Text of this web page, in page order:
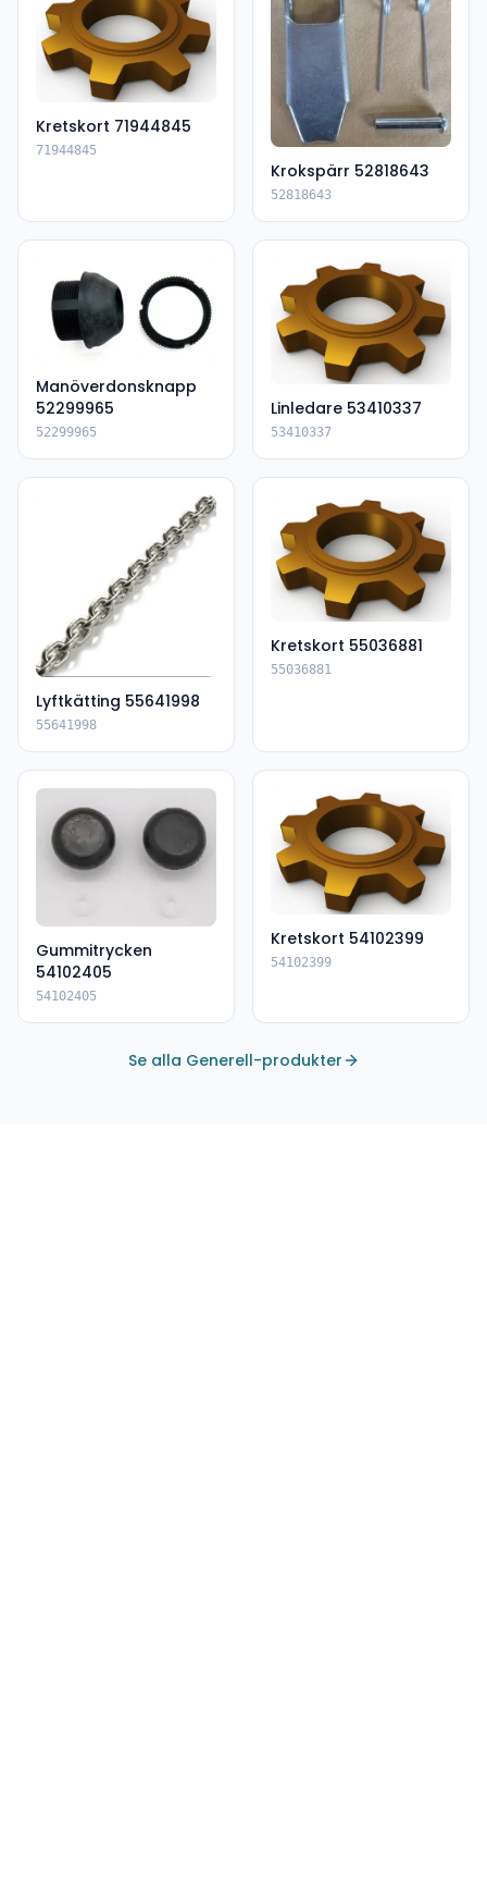
Kretskort 71944845
71944845
Krokspärr 52818643
52818643
Manöverdonsknapp
52299965
52299965
Linledare 53410337
53410337
Lyftkätting 55641998
55641998
Kretskort 55036881
55036881
Gummitrycken
54102405
54102405
Kretskort 54102399
54102399
Se alla Generell-produkter